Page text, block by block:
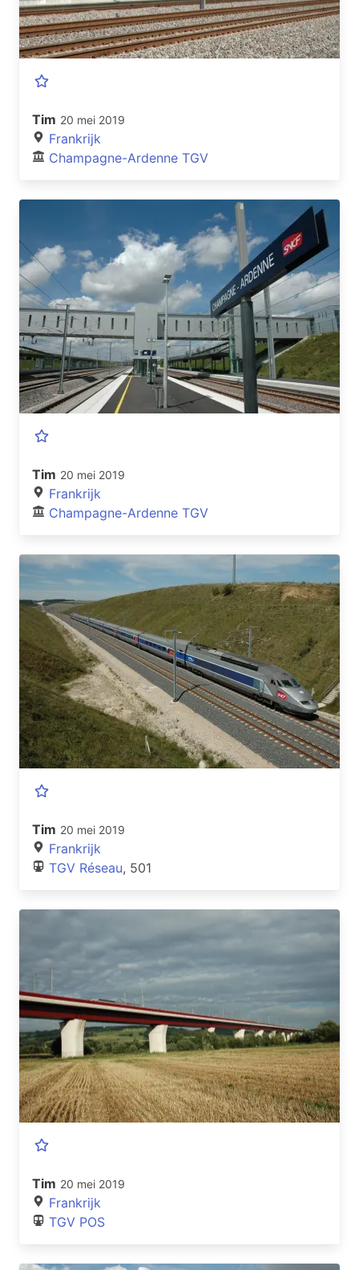
Tim 20 mei 2019
Frankrijk
Champagne-Ardenne TGV
Tim 20 mei 2019
Frankrijk
Champagne-Ardenne TGV
Tim 20 mei 2019
Frankrijk
TGV Réseau, 501
Tim 20 mei 2019
Frankrijk
TGV POS